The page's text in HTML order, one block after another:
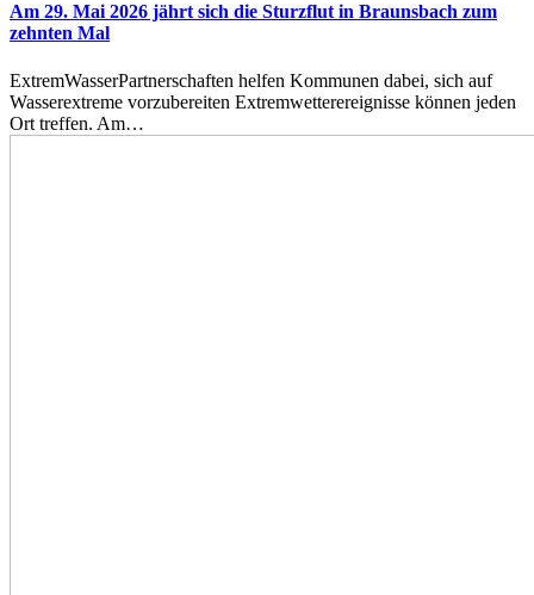
Am 29. Mai 2026 jährt sich die Sturzflut in Braunsbach zum
zehnten Mal
ExtremWasserPartnerschaften helfen Kommunen dabei, sich auf
Wasserextreme vorzubereiten Extremwetterereignisse können jeden
Ort treffen. Am…